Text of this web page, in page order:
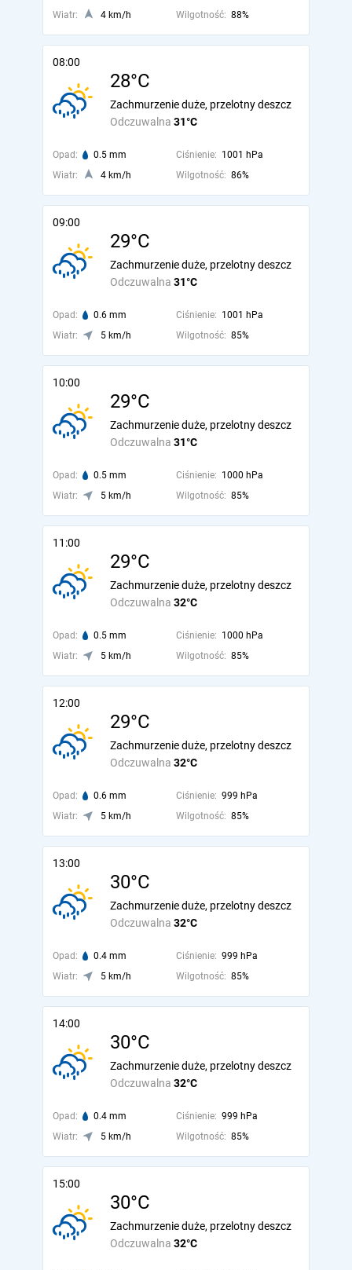
Wiatr: 4 km/h Wilgotność: 88%
08:00
28°C
Odczuwalna 31°C
Zachmurzenie duże, przelotny deszcz
Opad: 0.5 mm Ciśnienie: 1001 hPa
Wiatr:
4 km/h Wilgotność: 86%
09:00
29°C
Odczuwalna 31°C
Zachmurzenie duże, przelotny deszcz
Opad: 0.6 mm Ciśnienie: 1001 hPa
Wiatr:
5 km/h Wilgotność: 85%
10:00
29°C
Odczuwalna 31°C
Zachmurzenie duże, przelotny deszcz
Opad: 0.5 mm Ciśnienie: 1000 hPa
Wiatr:
5 km/h Wilgotność: 85%
11:00
29°C
Odczuwalna 32°C
Zachmurzenie duże, przelotny deszcz
Opad: 0.5 mm Ciśnienie: 1000 hPa
Wiatr:
5 km/h Wilgotność: 85%
12:00
29°C
Odczuwalna 32°C
Zachmurzenie duże, przelotny deszcz
Opad: 0.6 mm Ciśnienie: 999 hPa
Wiatr:
5 km/h Wilgotność: 85%
13:00
30°C
Odczuwalna 32°C
Zachmurzenie duże, przelotny deszcz
Opad: 0.4 mm Ciśnienie: 999 hPa
Wiatr:
5 km/h Wilgotność: 85%
14:00
30°C
Odczuwalna 32°C
Zachmurzenie duże, przelotny deszcz
Opad: 0.4 mm Ciśnienie: 999 hPa
Wiatr:
5 km/h Wilgotność: 85%
15:00
30°C
Odczuwalna 32°C
Zachmurzenie duże, przelotny deszcz